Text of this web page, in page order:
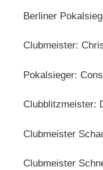
Berliner
Clubmeister:
Pokalsieger:
Clubblitzmeister:
Clubmeister
Clubmeister